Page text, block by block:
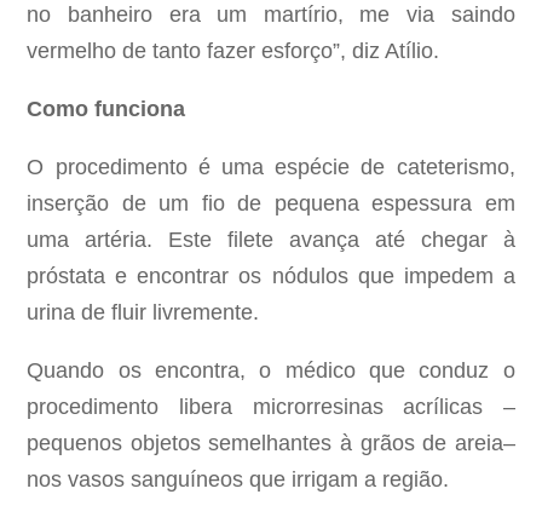
no banheiro era um martírio, me via saindo
vermelho de tanto fazer esforço”, diz Atílio.
Como funciona
O procedimento é uma espécie de cateterismo,
inserção de um fio de pequena espessura em
uma artéria. Este filete avança até chegar à
próstata e encontrar os nódulos que impedem a
urina de fluir livremente.
Quando os encontra, o médico que conduz o
procedimento libera microrresinas acrílicas –
pequenos objetos semelhantes à grãos de areia–
nos vasos sanguíneos que irrigam a região.